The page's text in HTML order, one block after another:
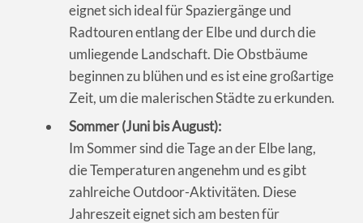
eignet sich ideal für Spaziergänge und
Radtouren entlang der Elbe und durch die
umliegende Landschaft. Die Obstbäume
beginnen zu blühen und es ist eine großartige
Zeit, um die malerischen Städte zu erkunden.
Sommer (Juni bis August):
Im Sommer sind die Tage an der Elbe lang,
die Temperaturen angenehm und es gibt
zahlreiche Outdoor-Aktivitäten. Diese
Jahreszeit eignet sich am besten für